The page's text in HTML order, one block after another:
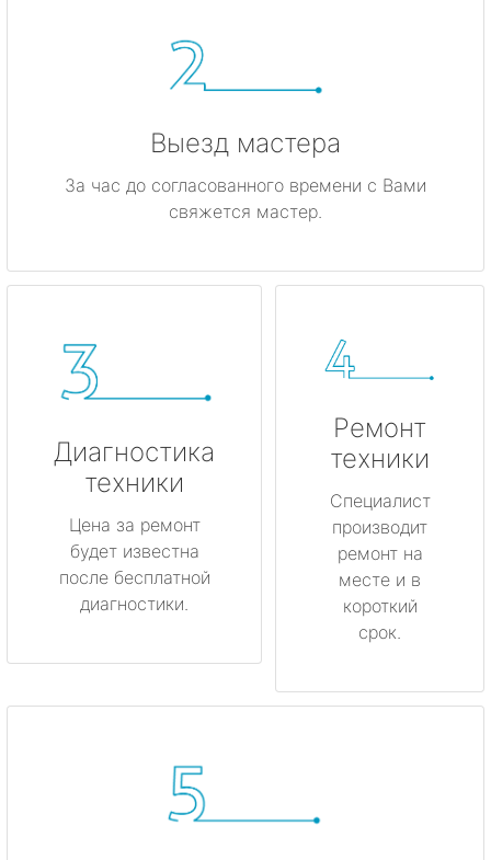
Выезд мастера
За час до согласованного времени с Вами
свяжется мастер.
Диагностика
техники
Цена за ремонт
будет известна
после бесплатной
диагностики.
Ремонт
техники
Специалист
производит
ремонт на
месте и в
короткий
срок.